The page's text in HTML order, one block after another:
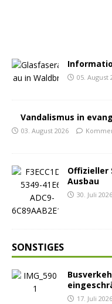
05. August
Vandalismus in
03. August 2026
Offizieller
Ausbau
30. Juli 2026
SONSTIGES
17. Juli 2026